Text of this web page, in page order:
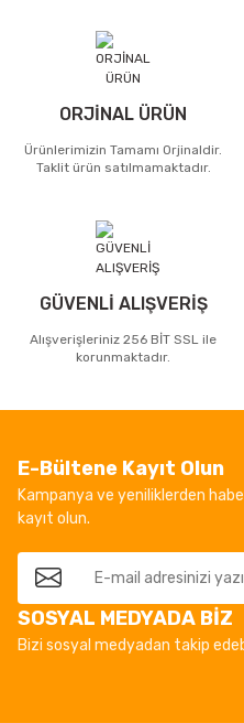
ORJİNAL ÜRÜN
Ürünlerimizin Tamamı Orjinaldir.
Taklit ürün satılmamaktadır.
GÜVENLİ ALIŞVERİŞ
Alışverişleriniz 256 BİT SSL ile
korunmaktadır.
E-Bültene Kayıt Olun
Kampanya ve yeniliklerden
kayıt olun.
SOSYAL MEDYADA BİZ
Bizi sosyal medyadan takip